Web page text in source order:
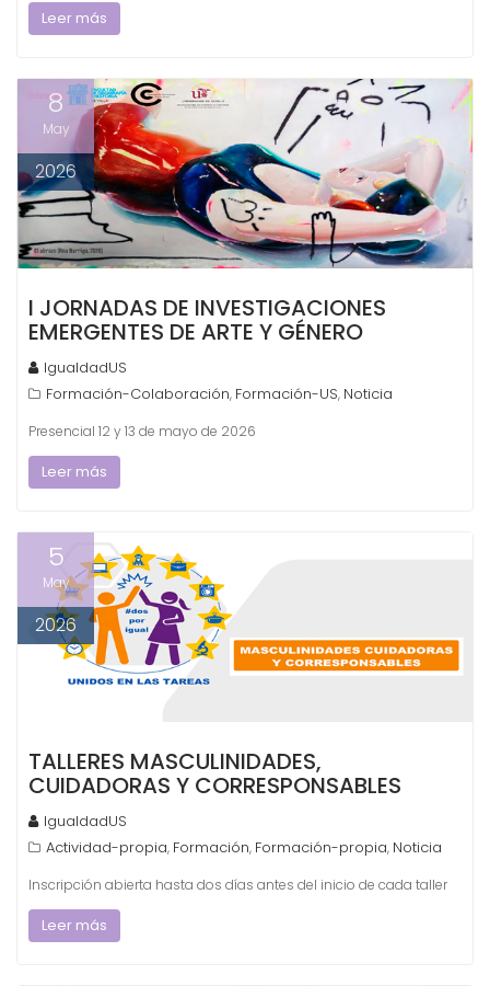
Leer más
8
May
2026
I JORNADAS DE INVESTIGACIONES
EMERGENTES DE ARTE Y GÉNERO
IgualdadUS
Formación-Colaboración, Formación-US, Noticia
Presencial 12 y 13 de mayo de 2026
Leer más
5
May
2026
TALLERES MASCULINIDADES,
CUIDADORAS Y CORRESPONSABLES
IgualdadUS
Actividad-propia, Formación, Formación-propia, Noticia
Inscripción abierta hasta dos días antes del inicio de cada taller
Leer más